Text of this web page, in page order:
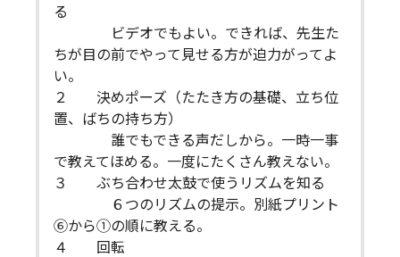
る
ビデオでもよい。できれば、先生た
ちが目の前でやって見せる方が迫力がってよ
い。
２ 決めポーズ（たたき方の基礎、立ち位
置、ばちの持ち方）
誰でもできる声だしから。一時一事
で教えてほめる。一度にたくさん教えない。
３ ぶち合わせ太鼓で使うリズムを知る
６つのリズムの提示。別紙プリント
⑥から①の順に教える。
４ 回転